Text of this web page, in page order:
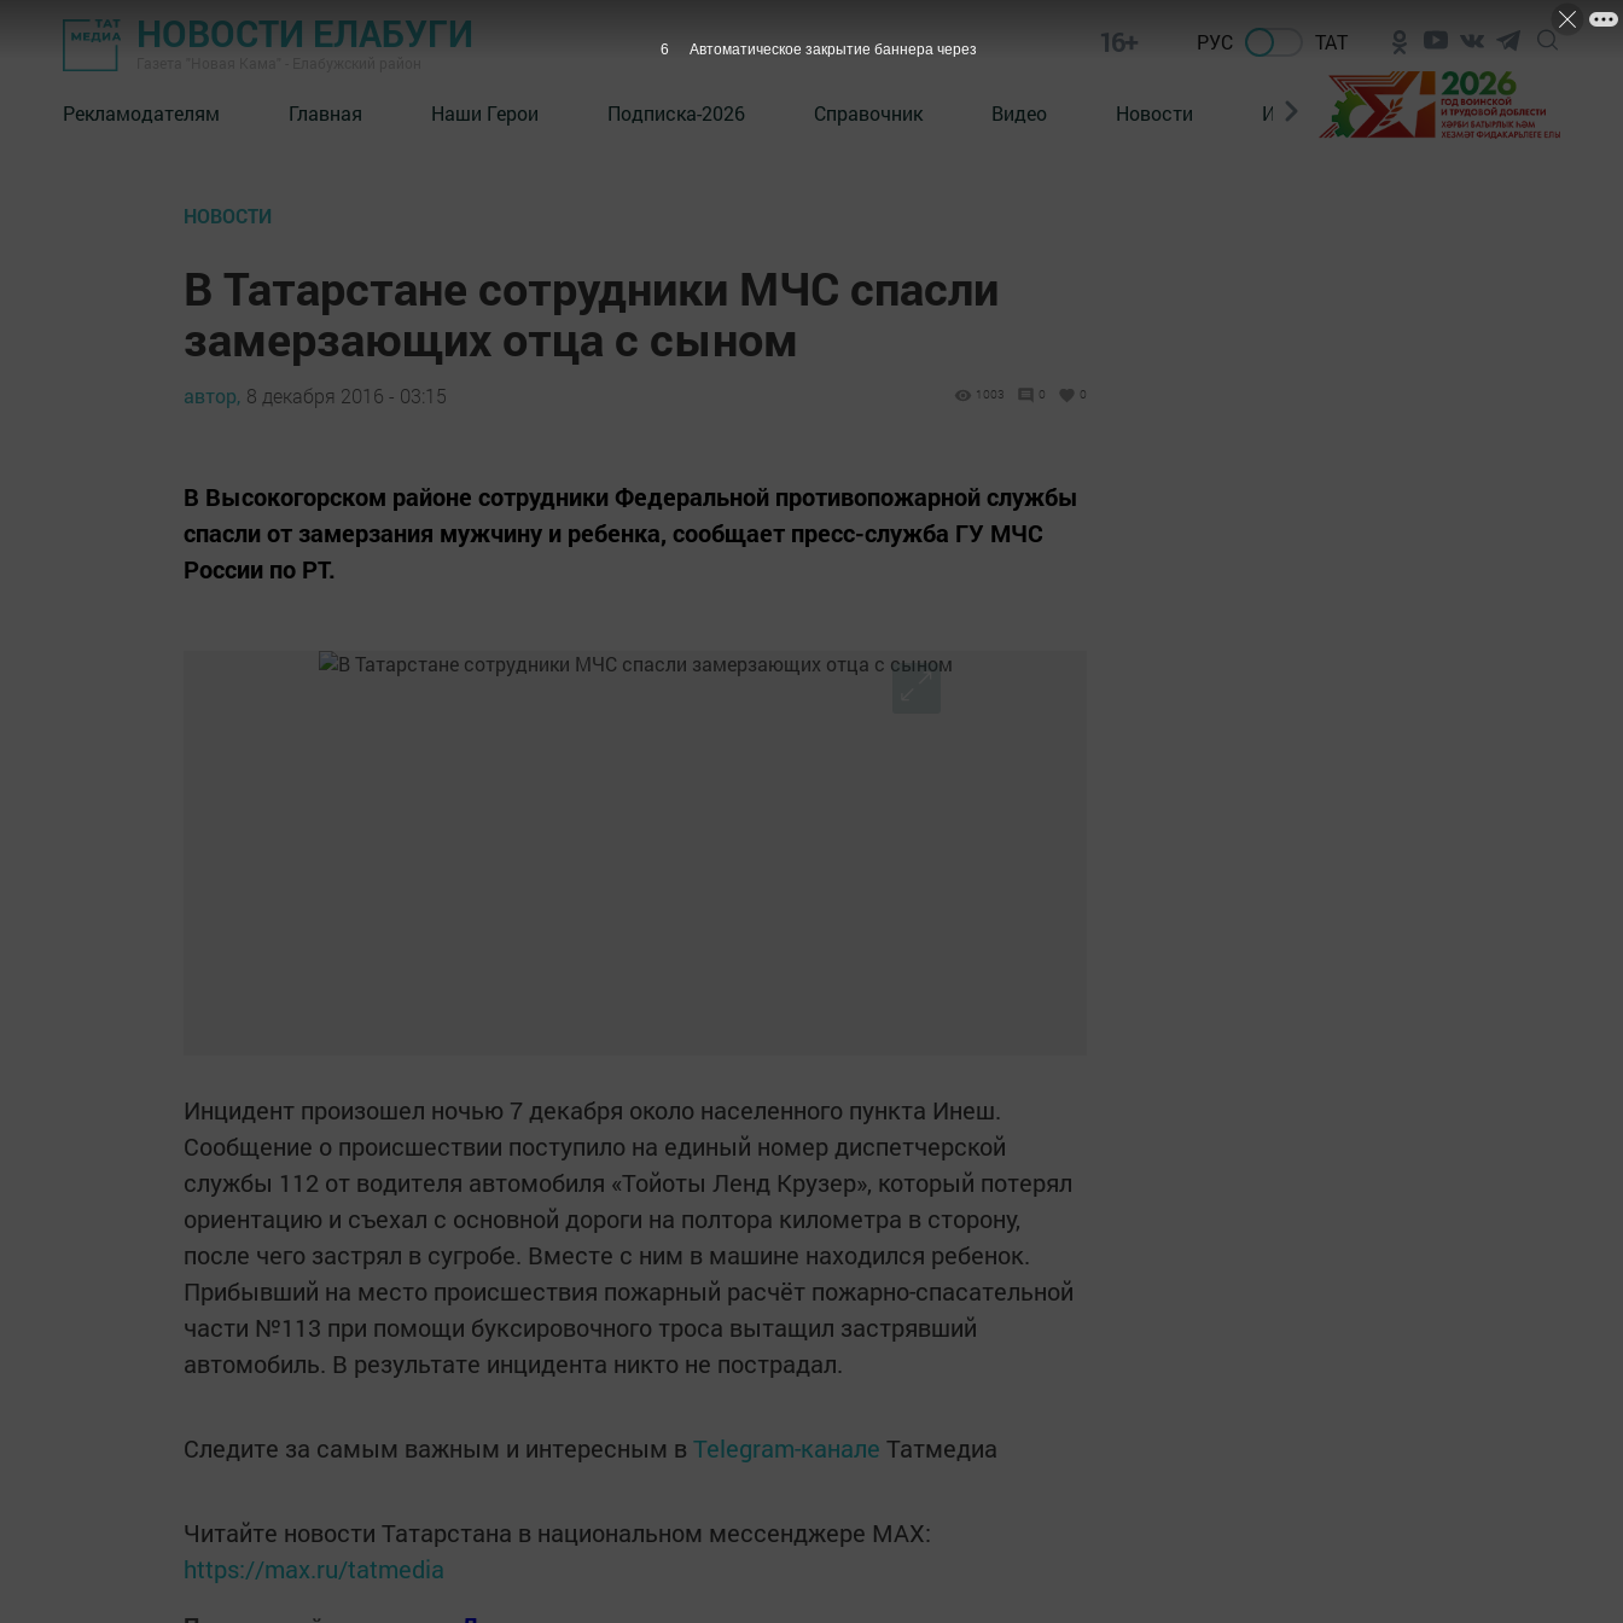
НОВОСТИ ЕЛАБУГИ 16+ РУС ТАТ
Рекламодателям Главная Наши Герои Подписка-2026 Справочник Видео Новости Из зала суда
НОВОСТИ
В Татарстане сотрудники МЧС спасли
замерзающих отца с сыном
автор, 8 декабря 2016 - 03:15 1003 0 0
В Высокогорском районе сотрудники Федеральной противопожарной службы
спасли от замерзания мужчину и ребенка, сообщает пресс-служба ГУ МЧС
России по РТ.
Инцидент произошел ночью 7 декабря около населенного пункта Инеш.
Сообщение о происшествии поступило на единый номер диспетчерской
службы 112 от водителя автомобиля «Тойоты Ленд Крузер», который потерял
ориентацию и съехал с основной дороги на полтора километра в сторону,
после чего застрял в сугробе. Вместе с ним в машине находился ребенок.
Прибывший на место происшествия пожарный расчёт пожарно-спасательной
части №113 при помощи буксировочного троса вытащил застрявший
автомобиль. В результате инцидента никто не пострадал.
Следите за самым важным и интересным в Telegram-канале Татмедиа
Читайте новости Татарстана в национальном мессенджере MАХ:
https://max.ru/tatmedia
5 Автоматическое закрытие баннера через